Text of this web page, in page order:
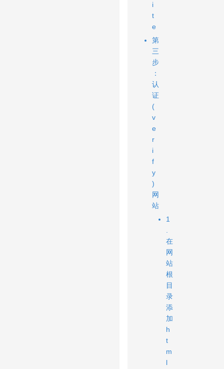
i
t
e
第
三
步
：
认
证
(
v
e
r
i
f
y
)
网
站
1
在
网
站
根
目
录
添
加
h
t
m
l